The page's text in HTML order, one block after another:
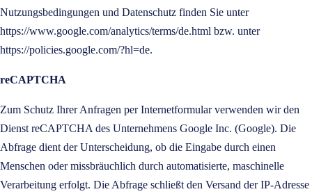
Nutzungsbedingungen und Datenschutz finden Sie unter
https://www.google.com/analytics/terms/de.html bzw. unter
https://policies.google.com/?hl=de.
reCAPTCHA
Zum Schutz Ihrer Anfragen per Internetformular verwenden wir den
Dienst reCAPTCHA des Unternehmens Google Inc. (Google). Die
Abfrage dient der Unterscheidung, ob die Eingabe durch einen
Menschen oder missbräuchlich durch automatisierte, maschinelle
Verarbeitung erfolgt. Die Abfrage schließt den Versand der IP-Adresse